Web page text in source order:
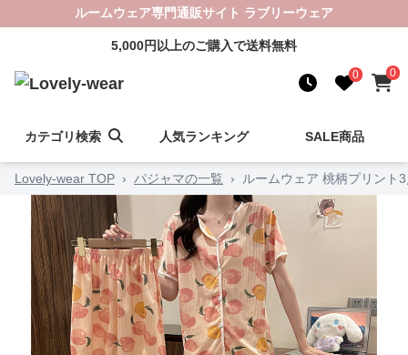
ルームウェア専門通販サイト ラブリーウェア
5,000円以上のご購入で送料無料
0 0
カテゴリ検索 人気ランキング SALE商品
Lovely-wear TOP › パジャマの一覧 › ルームウェア 桃柄プリント